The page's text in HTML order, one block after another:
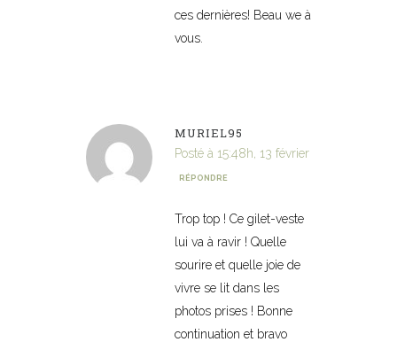
ces dernières! Beau we à
vous.
MURIEL95
Posté à 15:48h, 13 février
RÉPONDRE
Trop top ! Ce gilet-veste
lui va à ravir ! Quelle
sourire et quelle joie de
vivre se lit dans les
photos prises ! Bonne
continuation et bravo